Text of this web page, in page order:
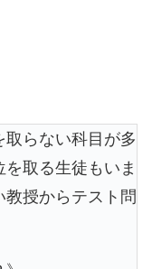
らない科目が多
取る生徒もいま
授からテスト問